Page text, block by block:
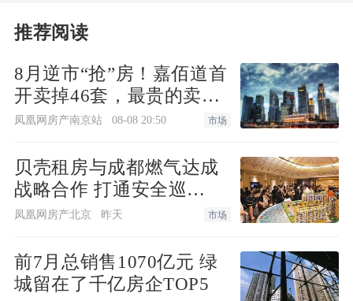
推荐阅读
8月逆市“抢”房！嘉佰道首
开卖掉46套，最贵的卖得
最快！
凤凰网房产南京站 08-08 20:50 市场
贝壳租房与成都燃气达成
战略合作 打通安全巡
检“最后一米”
凤凰网房产北京 昨天 市场
前7月总销售1070亿元 绿
城留在了千亿房企TOP5